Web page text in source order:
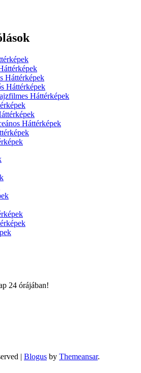
Háttérképek
Háttérképek
Háttérképek
Háttérképek
24 órájában!
| Blogus by Themeansar.